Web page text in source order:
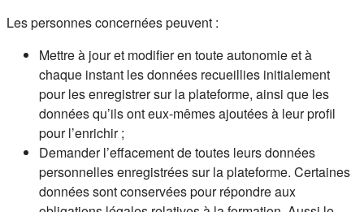
Les personnes concernées peuvent :
Mettre à jour et modifier en toute autonomie et à
chaque instant les données recueillies initialement
pour les enregistrer sur la plateforme, ainsi que les
données qu’ils ont eux-mêmes ajoutées à leur profil
pour l’enrichir ;
Demander l’effacement de toutes leurs données
personnelles enregistrées sur la plateforme. Certaines
données sont conservées pour répondre aux